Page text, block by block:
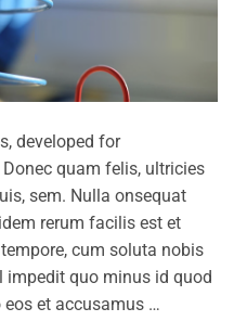
developed for
quam felis, ultricies
sem. Nulla onsequat
rerum facilis est et
cum soluta nobis
impedit quo minus id quod
eos et accusamus …